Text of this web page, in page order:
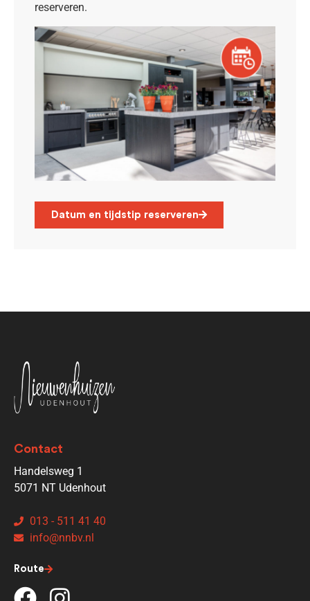
reserveren.
Datum en tijdstip reserveren
Contact
Handelsweg 1
5071 NT Udenhout
013 - 511 41 40
info@nnbv.nl
Route